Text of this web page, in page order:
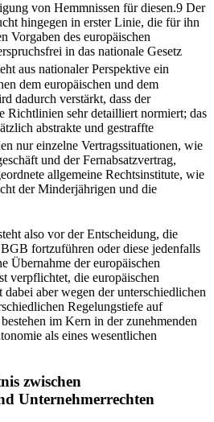
von Hemmnissen für diesen.9 Der
hingegen in erster Linie, die für ihn
Vorgaben des europäischen
in das nationale Gesetz
aus nationaler Perspektive ein
dem europäischen und dem
dadurch verstärkt, dass der
Richtlinien sehr detailliert normiert; das
abstrakte und gestraffte
nur einzelne Vertragssituationen, wie
und der Fernabsatzvertrag,
allgemeine Rechtsinstitute, wie
der Minderjährigen und die
also vor der Entscheidung, die
fortzuführen oder diese jedenfalls
Übernahme der europäischen
verpflichtet, die europäischen
dabei aber wegen der unterschiedlichen
Regelungstiefe auf
im Kern in der zunehmenden
als eines wesentlichen
zwischen
Unternehmerrechten